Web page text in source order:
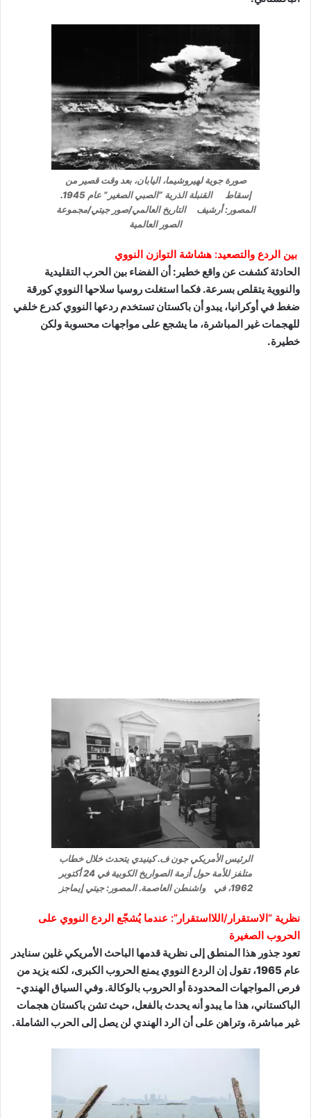
صورة جوية لهيروشيما، اليابان، بعد وقت قصير من
إسقاط القنبلة الذرية “الصبي الصغير” عام 1945.
المصور: أرشيف التاريخ العالمي/صور جيتي/مجموعة
الصور العالمية
بين الردع والتصعيد: هشاشة التوازن النووي
الحادثة كشفت عن واقع خطير: أن الفضاء بين الحرب التقليدية
والنووية يتقلص بسرعة. فكما استغلت روسيا سلاحها النووي كورقة
ضغط في أوكرانيا، يبدو أن باكستان تستخدم ردعها النووي كدرع خلفي
للهجمات غير المباشرة، ما يشجع على مواجهات محسوبة ولكن
خطيرة.
الرئيس الأمريكي جون ف. كينيدي يتحدث خلال خطاب
متلفز للأمة حول أزمة الصواريخ الكوبية في 24 أكتوبر
1962، في واشنطن العاصمة. المصور: جيتي إيماجز
نظرية “الاستقرار/اللااستقرار”: عندما يُشجّع الردع النووي على
الحروب الصغيرة
تعود جذور هذا المنطق إلى نظرية قدمها الباحث الأمريكي غلين سنايدر
عام 1965، تقول إن الردع النووي يمنع الحروب الكبرى، لكنه يزيد من
فرص المواجهات المحدودة أو الحروب بالوكالة. وفي السياق الهندي-
الباكستاني، هذا ما يبدو أنه يحدث بالفعل، حيث تشن باكستان هجمات
غير مباشرة، وتراهن على أن الرد الهندي لن يصل إلى الحرب الشاملة.